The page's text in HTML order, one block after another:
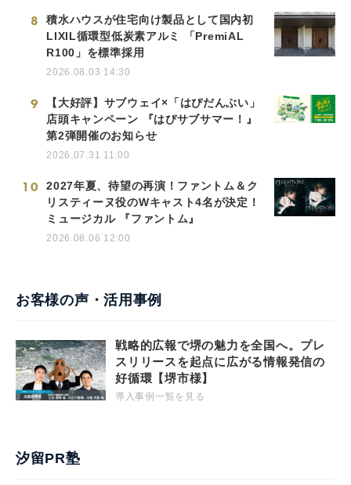
8
積水ハウスが住宅向け製品として国内初
LIXIL循環型低炭素アルミ 「PremiAL
R100」を標準採用
2026.08.03 14:30
9
【大好評】サブウェイ×「はぴだんぶい」
店頭キャンペーン 『はぴサブサマー！』
第2弾開催のお知らせ
2026.07.31 11:00
10
2027年夏、待望の再演！ファントム＆ク
リスティーヌ役のWキャスト4名が決定！
ミュージカル 『ファントム』
2026.08.06 12:00
お客様の声・活用事例
戦略的広報で堺の魅力を全国へ。プレ
スリリースを起点に広がる情報発信の
好循環【堺市様】
導入事例一覧を見る
汐留PR塾